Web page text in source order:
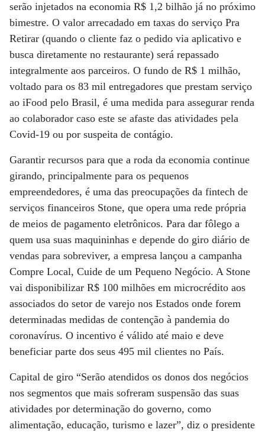
serão injetados na economia R$ 1,2 bilhão já no próximo
bimestre. O valor arrecadado em taxas do serviço Pra
Retirar (quando o cliente faz o pedido via aplicativo e
busca diretamente no restaurante) será repassado
integralmente aos parceiros. O fundo de R$ 1 milhão,
voltado para os 83 mil entregadores que prestam serviço
ao iFood pelo Brasil, é uma medida para assegurar renda
ao colaborador caso este se afaste das atividades pela
Covid-19 ou por suspeita de contágio.
Garantir recursos para que a roda da economia continue
girando, principalmente para os pequenos
empreendedores, é uma das preocupações da fintech de
serviços financeiros Stone, que opera uma rede própria
de meios de pagamento eletrônicos. Para dar fôlego a
quem usa suas maquininhas e depende do giro diário de
vendas para sobreviver, a empresa lançou a campanha
Compre Local, Cuide de um Pequeno Negócio. A Stone
vai disponibilizar R$ 100 milhões em microcrédito aos
associados do setor de varejo nos Estados onde forem
determinadas medidas de contenção à pandemia do
coronavírus. O incentivo é válido até maio e deve
beneficiar parte dos seus 495 mil clientes no País.
Capital de giro “Serão atendidos os donos dos negócios
nos segmentos que mais sofreram suspensão das suas
atividades por determinação do governo, como
alimentação, educação, turismo e lazer”, diz o presidente